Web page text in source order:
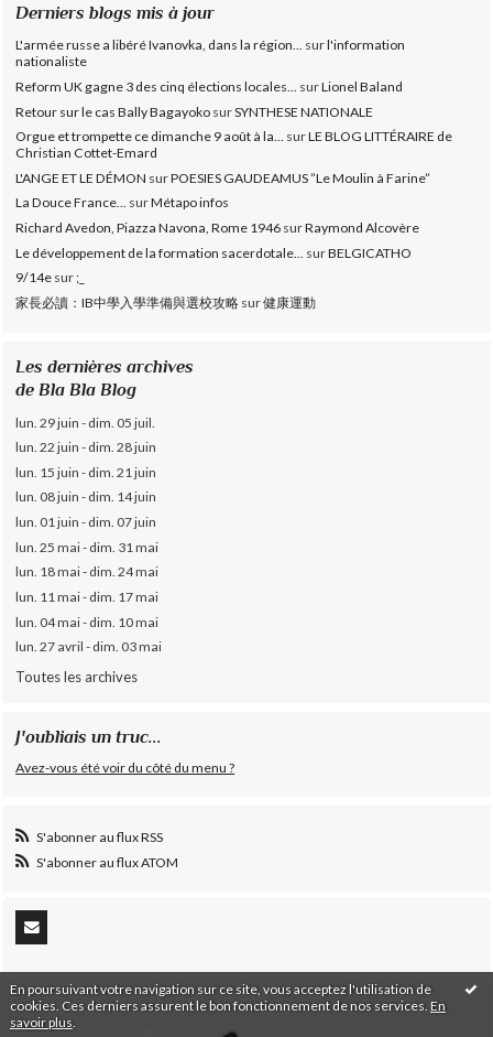
En poursuivant votre navigation sur ce site, vous acceptez l'utilisation de
cookies. Ces derniers assurent le bon fonctionnement de nos services. En
savoir plus
Derniers blogs mis à jour
L'armée russe a libéré Ivanovka, dans la région... surl'information
nationaliste
Reform UK gagne 3 des cinq élections locales...
surLionel Baland
Retour sur le cas Bally Bagayoko surSYNTHESE NATIONALE
Orgue et trompette ce dimanche 9 août à la... surLE BLOG LITTÉRAIRE de
Christian Cottet-Emard
L'ANGE ET LE DÉMON surPOESIES GAUDEAMUS ”Le Moulin à Farine”
La Douce France... surMétapo infos
Richard Avedon, Piazza Navona, Rome 1946 surRaymond Alcovère
Le développement de la formation sacerdotale...
surBELGICATHO
9/14e sur;_
家長必讀：IB中學入學準備與選校攻略 sur健康運動
Les dernières archives
de Bla Bla Blog
lun. 29 juin - dim. 05 juil.
lun. 22 juin - dim. 28 juin
lun. 15 juin - dim. 21 juin
lun. 08 juin - dim. 14 juin
lun. 01 juin - dim. 07 juin
lun. 25 mai - dim. 31 mai
lun. 18 mai - dim. 24 mai
lun. 11 mai - dim. 17 mai
lun. 04 mai - dim. 10 mai
lun. 27 avril - dim. 03 mai
Toutes les archives
J'oubliais un truc...
Avez-vous été voir du côté du menu ?
S'abonner au flux RSS
S'abonner au flux ATOM